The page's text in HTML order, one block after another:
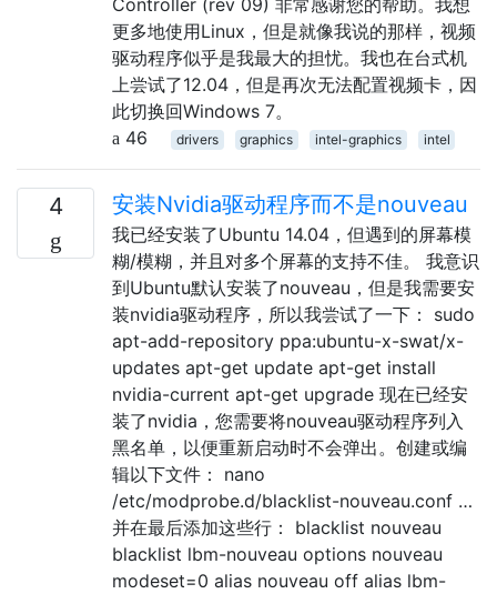
更多地使用Linux，但是就像我说的那样，视频
驱动程序似乎是我最大的担忧。我也在台式机
上尝试了12.04，但是再次无法配置视频卡，因
此切换回Windows 7。
46
drivers graphics intel-graphics intel
4 安装Nvidia驱动程序而不是nouveau
我已经安装了Ubuntu 14.04，但遇到的屏幕模
糊/模糊，并且对多个屏幕的支持不佳。 我意识
到Ubuntu默认安装了nouveau，但是我需要安
装nvidia驱动程序，所以我尝试了一下： sudo
apt-add-repository ppa:ubuntu-x-swat/x-
updates apt-get update apt-get install
nvidia-current apt-get upgrade 现在已经安
装了nvidia，您需要将nouveau驱动程序列入
黑名单，以便重新启动时不会弹出。创建或编
辑以下文件： nano
/etc/modprobe.d/blacklist-nouveau.conf …
并在最后添加这些行： blacklist nouveau
blacklist lbm-nouveau options nouveau
modeset=0 alias nouveau off alias lbm-